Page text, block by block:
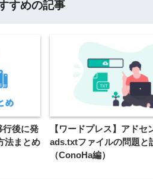
すめの記事
行後に発
法まとめ
【ワードプレス】アドセ
ads.txtファイルの問題と
（ConoHa編）